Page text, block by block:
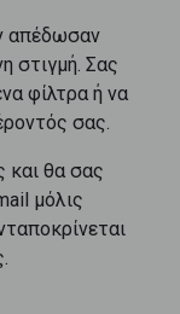
απέδωσαν
στιγμή. Σας
φίλτρα ή να
σας.
και θα σας
μόλις